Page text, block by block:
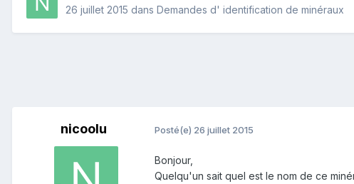
26 juillet 2015 dans Demandes d' identification de minéraux
nicoolu Posté(e) 26 juillet 2015
Bonjour,
Quelqu'un sait quel est le nom de ce